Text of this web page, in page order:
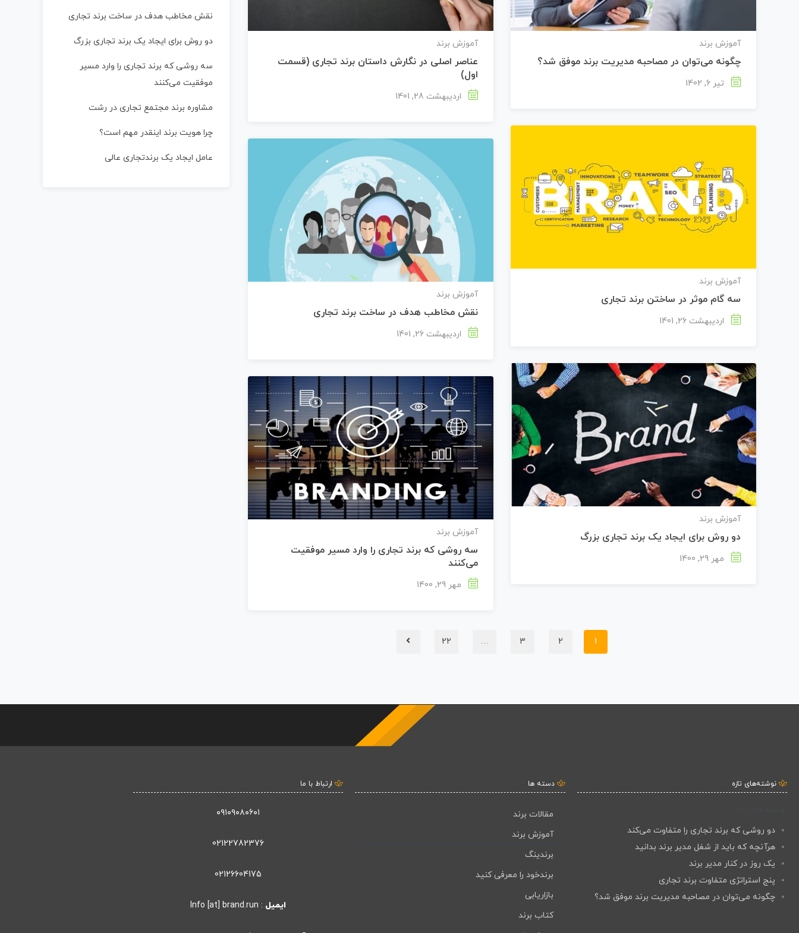
آموزش برند
چگونه می‌توان در مصاحبه مدیریت برند موفق شد؟
تیر 6, 1402
آموزش برند
عناصر اصلی در نگارش داستان برند تجاری (قسمت
اول)
اردیبهشت 28, 1401
آموزش برند
سه گام موثر در ساختن برند تجاری
اردیبهشت 26, 1401
آموزش برند
نقش مخاطب هدف در ساخت برند تجاری
اردیبهشت 26, 1401
آموزش برند
دو روش برای ایجاد یک برند تجاری بزرگ
مهر 29, 1400
آموزش برند
سه روشی که برند تجاری را وارد مسیر موفقیت
می‌کنند
مهر 29, 1400
1
2
3
…
22
نقش مخاطب هدف در ساخت برند تجاری
دو روش برای ایجاد یک برند تجاری بزرگ
سه روشی که برند تجاری را وارد مسیر
موفقیت می‌کنند
مشاوره برند مجتمع تجاری در رشت
چرا هویت برند اینقدر مهم است؟
عامل ایجاد یک برندتجاری عالی
نوشته‌های تازه
دو روشی که برند تجاری را متفاوت می‌کند
هرآنچه که باید از شغل مدیر برند بدانید
یک روز در کنار مدیر برند
پنج استراتژی متفاوت برند تجاری
چگونه می‌توان در مصاحبه مدیریت برند موفق شد؟
دسته ها
مقالات برند
آموزش برند
برندینگ
برندخود را معرفی کنید
بازاریابی
کتاب برند
ارتباط با ما
۰۹۱۰۹۰۸۰۶۰۱
02122782376
02126604175
ایمیل : Info [at] brand.run